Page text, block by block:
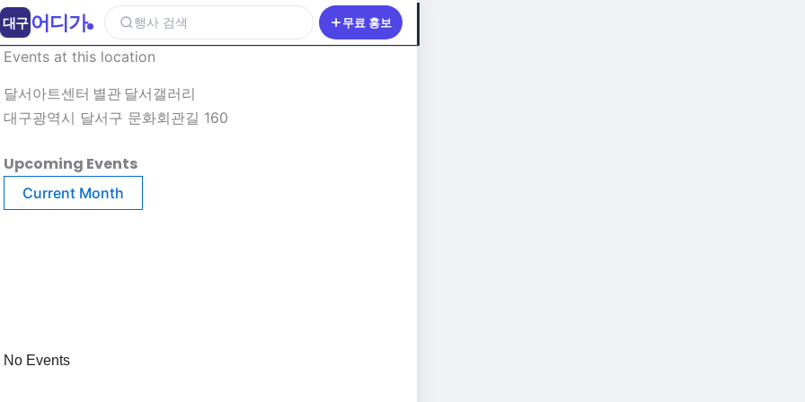
Events at this location
달서아트센터 별관 달서갤러리
대구광역시 달서구 문화회관길 160
Upcoming Events
Current Month
No Events
대구 어디가 행사 검색 무료 홍보